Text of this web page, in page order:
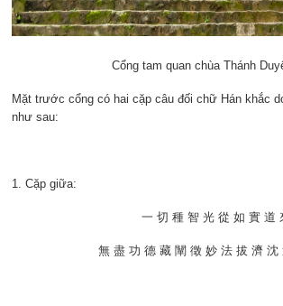
Cổng tam quan chùa Thánh
Mặt trước cổng có hai cặp câu đối chữ Hán khắc
như sau:
1. Cặp giữa:
一 切 種 智 光 從 如 實 道
無 盡 功 德 藏 闡 徵 妙 法 拔 濟 沈